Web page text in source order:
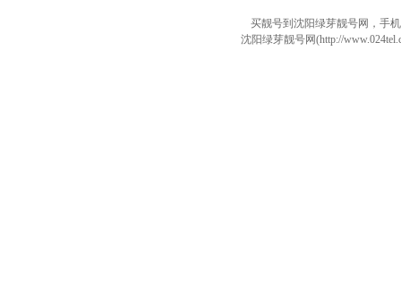
买靓号到沈阳绿芽靓号网，手
沈阳绿芽靓号网(http://